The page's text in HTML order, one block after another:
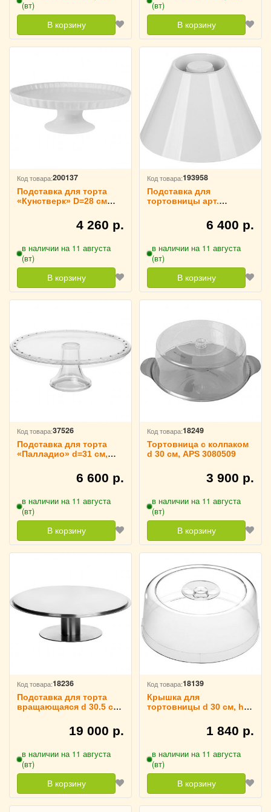
(вт)
В корзину
(вт)
В корзину
Код товара:200137
Подставка для торта
«Кунстверк» D=28 см
4 260 р.
в наличии на 11 августа
(вт)
В корзину
Код товара:193958
Подставка для
тортовницы арт.
Steelite, 30215676 400 р.
в наличии на 11 августа
(вт)
В корзину
Код товара:37526
Подставка для торта
«Палладио» d=31 см,
6 600 р.
в наличии на 11 августа
(вт)
В корзину
Код товара:18249
Тортовница с колпаком
d 30 см, APS 3080509
3 900 р.
в наличии на 11 августа
(вт)
В корзину
Код товара:18236
Подставка для торта
вращающаяся d 30.5 см,
19 000 р.
в наличии на 11 августа
(вт)
В корзину
Код товара:18139
Крышка для
тортовницы d 30 см, h
1 840 р.
в наличии на 11 августа
(вт)
В корзину